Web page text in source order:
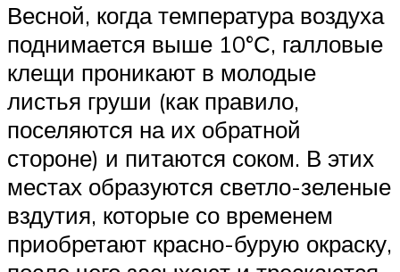
Весной, когда температура воздуха
поднимается выше 10°С, галловые
клещи проникают в молодые
листья груши (как правило,
поселяются на их обратной
стороне) и питаются соком. В этих
местах образуются светло-зеленые
вздутия, которые со временем
приобретают красно-бурую окраску,